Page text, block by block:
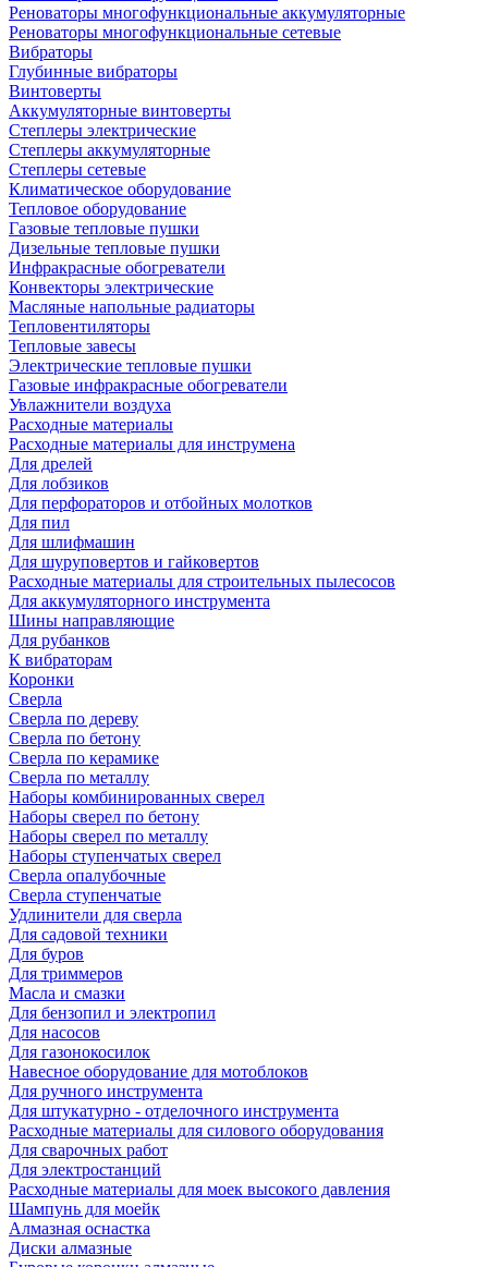
Реноваторы многофункциональные аккумуляторные
Реноваторы многофункциональные сетевые
Вибраторы
Глубинные вибраторы
Винтоверты
Аккумуляторные винтоверты
Степлеры электрические
Степлеры аккумуляторные
Степлеры сетевые
Климатическое оборудование
Тепловое оборудование
Газовые тепловые пушки
Дизельные тепловые пушки
Инфракрасные обогреватели
Конвекторы электрические
Масляные напольные радиаторы
Тепловентиляторы
Тепловые завесы
Электрические тепловые пушки
Газовые инфракрасные обогреватели
Увлажнители воздуха
Расходные материалы
Расходные материалы для инструмена
Для дрелей
Для лобзиков
Для перфораторов и отбойных молотков
Для пил
Для шлифмашин
Для шуруповертов и гайковертов
Расходные материалы для строительных пылесосов
Для аккумуляторного инструмента
Шины направляющие
Для рубанков
К вибраторам
Коронки
Сверла
Сверла по дереву
Сверла по бетону
Сверла по керамике
Сверла по металлу
Наборы комбинированных сверел
Наборы сверел по бетону
Наборы сверел по металлу
Наборы ступенчатых сверел
Сверла опалубочные
Сверла ступенчатые
Удлинители для сверла
Для садовой техники
Для буров
Для триммеров
Масла и смазки
Для бензопил и электропил
Для насосов
Для газонокосилок
Навесное оборудование для мотоблоков
Для ручного инструмента
Для штукатурно - отделочного инструмента
Расходные материалы для силового оборудования
Для сварочных работ
Для электростанций
Расходные материалы для моек высокого давления
Шампунь для моейк
Алмазная оснастка
Диски алмазные